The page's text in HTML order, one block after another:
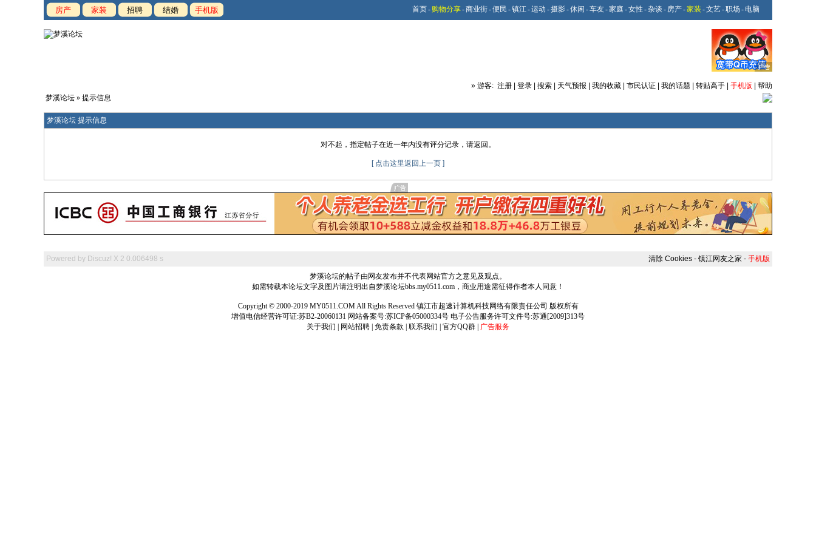
房产 家装 招聘 结婚 手机版 首页- 购物分享-商业街-便民 -镇江-运动 -摄影-休闲 -车友-家庭 -女性 -杂谈 - 房产-家装 -文艺-职场 - 电脑
» 游客: 注册 登录 搜索 天气预报 我的收藏 市民认证 我的话题 转贴高手 手机版
帮助
梦溪论坛 » 提示信息
梦溪论坛 提示信息
对不起，指定帖子在近一年内没有评分记录，请返回。
[ 点击这里返回上一页 ]
Powered by Discuz! X 2 0.006498 s 清除 Cookies - 镇江网友之家 - 手机版
梦溪论坛的帖子由网友发布并不代表网站官方之意见及观点。
如需转载本论坛文字及图片请注明出自梦溪论坛bbs.my0511.com，商业用途需征得作者本人同意！
Copyright © 2000-2019 MY0511.COM All Rights Reserved 镇江市超速计算机科技网络有限责任公司 版权所有
增值电信经营许可证:苏B2-20060131 网站备案号:苏ICP备05000334号 电子公告服务许可文件号:苏通[2009]313号
关于我们
网站招聘 免责条款 联系我们 官方QQ群 广告服务